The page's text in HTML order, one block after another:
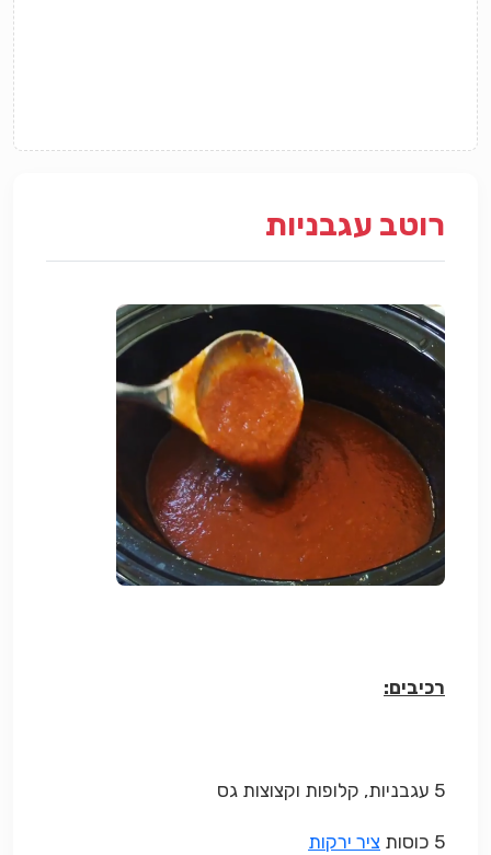
רוטב עגבניות
רכיבים:
5 עגבניות, קלופות וקצוצות גס
5 כוסות ציר ירקות